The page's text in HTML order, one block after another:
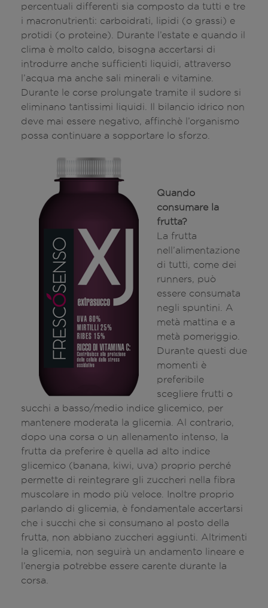
percentuali differenti sia composto da tutti e tre
i macronutrienti: carboidrati, lipidi (o grassi) e
protidi (o proteine). Durante l’estate e quando il
clima è molto caldo, bisogna accertarsi di
introdurre anche sufficienti liquidi, attraverso
l’acqua ma anche sali minerali e vitamine.
Durante le corse prolungate tramite il sudore si
eliminano tantissimi liquidi. Il bilancio idrico non
deve mai essere negativo, affinchè l’organismo
possa continuare a sopportare lo sforzo.
Quando
consumare la
frutta?
La frutta
nell’alimentazione
di tutti, come dei
runners, può
essere consumata
negli spuntini. A
metà mattina e a
metà pomeriggio.
Durante questi due
momenti è
preferibile
scegliere frutti o
succhi a basso/medio indice glicemico, per
mantenere moderata la glicemia. Al contrario,
dopo una corsa o un allenamento intenso, la
frutta da preferire è quella ad alto indice
glicemico (banana, kiwi, uva) proprio perché
permette di reintegrare gli zuccheri nella fibra
muscolare in modo più veloce. Inoltre proprio
parlando di glicemia, è fondamentale accertarsi
che i succhi che si consumano al posto della
frutta, non abbiano zuccheri aggiunti. Altrimenti
la glicemia, non seguirà un andamento lineare e
l’energia potrebbe essere carente durante la
corsa.